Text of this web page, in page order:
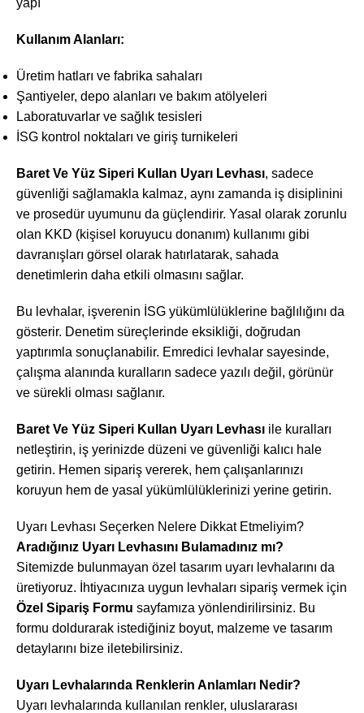
yapı
Kullanım Alanları:
Üretim hatları ve fabrika sahaları
Şantiyeler, depo alanları ve bakım atölyeleri
Laboratuvarlar ve sağlık tesisleri
İSG kontrol noktaları ve giriş turnikeleri
Baret Ve Yüz Siperi Kullan Uyarı Levhası, sadece
güvenliği sağlamakla kalmaz, aynı zamanda iş disiplinini
ve prosedür uyumunu da güçlendirir. Yasal olarak zorunlu
olan KKD (kişisel koruyucu donanım) kullanımı gibi
davranışları görsel olarak hatırlatarak, sahada
denetimlerin daha etkili olmasını sağlar.
Bu levhalar, işverenin İSG yükümlülüklerine bağlılığını da
gösterir. Denetim süreçlerinde eksikliği, doğrudan
yaptırımla sonuçlanabilir. Emredici levhalar sayesinde,
çalışma alanında kuralların sadece yazılı değil, görünür
ve sürekli olması sağlanır.
Baret Ve Yüz Siperi Kullan Uyarı Levhası ile kuralları
netleştirin, iş yerinizde düzeni ve güvenliği kalıcı hale
getirin. Hemen sipariş vererek, hem çalışanlarınızı
koruyun hem de yasal yükümlülüklerinizi yerine getirin.
Uyarı Levhası Seçerken Nelere Dikkat Etmeliyim?
Aradığınız Uyarı Levhasını Bulamadınız mı?
Sitemizde bulunmayan özel tasarım uyarı levhalarını da
üretiyoruz. İhtiyacınıza uygun levhaları sipariş vermek için
Özel Sipariş Formu sayfamıza yönlendirilirsiniz. Bu
formu doldurarak istediğiniz boyut, malzeme ve tasarım
detaylarını bize iletebilirsiniz.
Uyarı Levhalarında Renklerin Anlamları Nedir?
Uyarı levhalarında kullanılan renkler, uluslararası